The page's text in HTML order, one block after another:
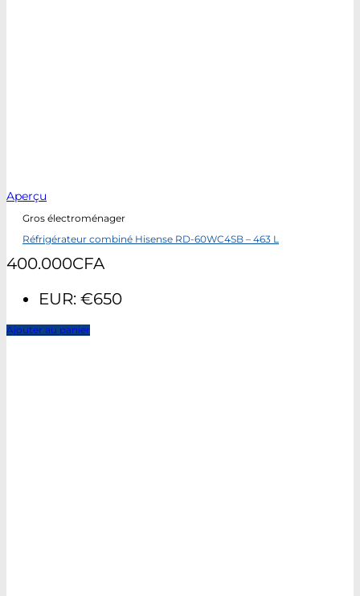
Aperçu
Gros électroménager
Réfrigérateur combiné Hisense RD-60WC4SB – 463 L
400.000CFA
EUR: €650
Ajouter au panier